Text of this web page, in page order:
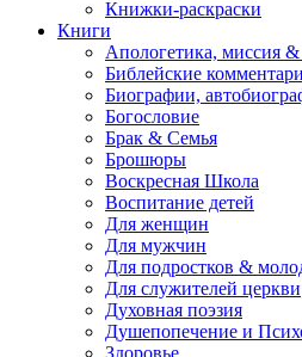
Книжки-раскраски
Книги
Апологетика, миссия &
Библейские
Биографии,
Богословие
Брак & Семья
Брошюры
Воскресная Школа
Воспитание детей
Для женщин
Для мужчин
Для подростков &
Для служителей церкви
Духовная поэзия
Душепопечение и
Здоровье